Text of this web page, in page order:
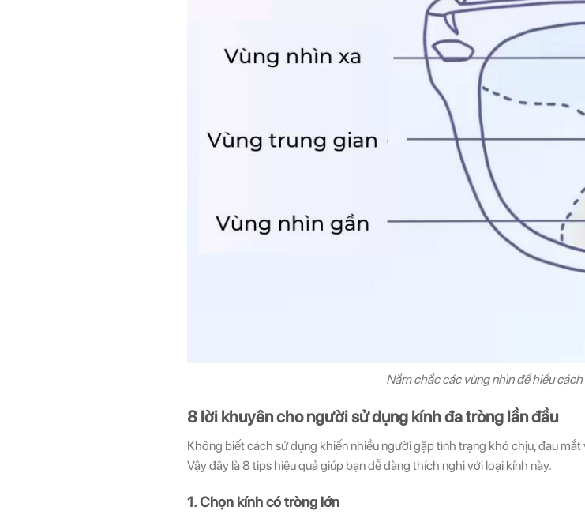
Nắm chắc các vùng nhìn để hiểu
8 lời khuyên cho người sử dụng kính đa tròng lần đầu
Không biết cách sử dụng khiến nhiều người gặp tình trạng khó chịu, đau
Vậy đây là 8 tips hiệu quả giúp bạn dễ dàng thích nghi với loại kính này.
1. Chọn kính có tròng lớn